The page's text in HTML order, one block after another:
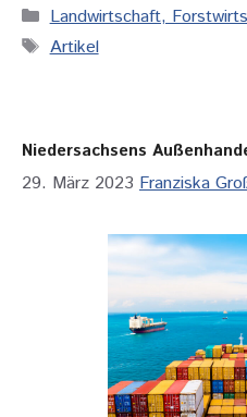
Kategorien
Landwirtschaft,
Schlagwörter
Artikel
Niedersachsens
29. März 2023 Franziska